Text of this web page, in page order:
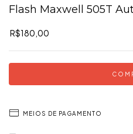
Flash Maxwell 505T
R$180,00
MEIOS DE PAGAMENTO